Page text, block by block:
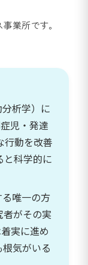
業所です。
析学）に
児・発達
行動を改善
と科学的に
唯一の方
がその実
実に進め
気がいる